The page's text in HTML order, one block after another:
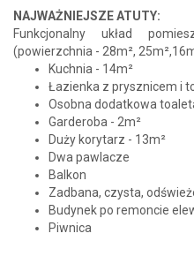
NAJWAŻNIEJSZE ATUTY:
Funkcjonalny układ
(powierzchnia - 28m²,
Kuchnia - 14m²
Łazienka z prysznicem i
Osobna dodatkowa
Garderoba - 2m²
Duży korytarz - 13m²
Dwa pawlacze
Balkon
Zadbana, czysta,
Budynek po remoncie
Piwnica